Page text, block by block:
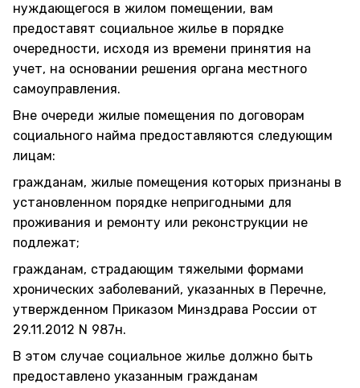
нуждающегося в жилом помещении, вам
предоставят социальное жилье в порядке
очередности, исходя из времени принятия на
учет, на основании решения органа местного
самоуправления.
Вне очереди жилые помещения по договорам
социального найма предоставляются следующим
лицам:
гражданам, жилые помещения которых признаны в
установленном порядке непригодными для
проживания и ремонту или реконструкции не
подлежат;
гражданам, страдающим тяжелыми формами
хронических заболеваний, указанных в Перечне,
утвержденном Приказом Минздрава России от
29.11.2012 N 987н.
В этом случае социальное жилье должно быть
предоставлено указанным гражданам